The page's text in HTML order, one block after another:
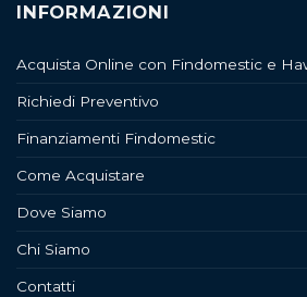
INFORMAZIONI
Acquista Online con Findomestic e
Richiedi Preventivo
Finanziamenti Findomestic
Come Acquistare
Dove Siamo
Chi Siamo
Contatti